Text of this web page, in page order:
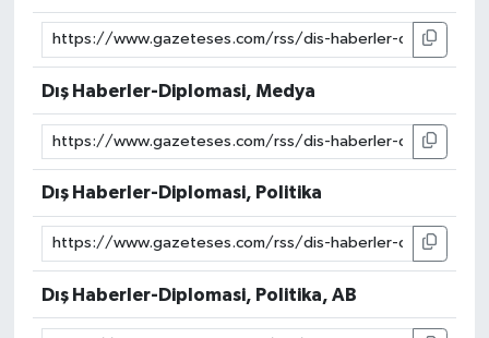
Dış Haberler-Diplomasi, Medya
Dış Haberler-Diplomasi, Politika
Dış Haberler-Diplomasi, Politika, AB